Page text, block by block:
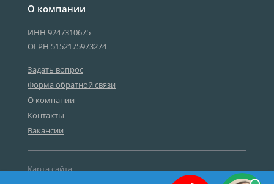
О компании
ИНН 9247310675
ОГРН 5152175973274
Задать вопрос
Форма обратной связи
О компании
Контакты
Вакансии
Карта сайта